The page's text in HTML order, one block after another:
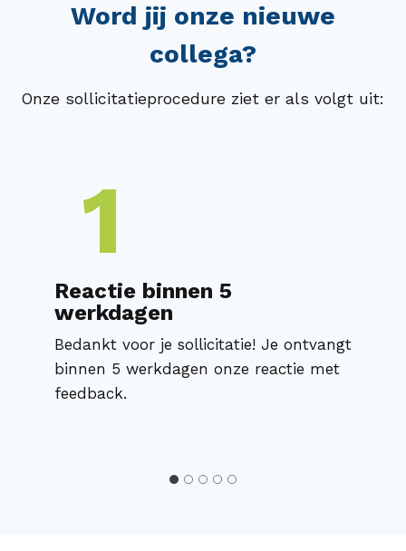
Word jij onze nieuwe
collega?
Onze sollicitatieprocedure ziet er als volgt uit:
1
Reactie binnen 5
werkdagen
Bedankt voor je sollicitatie! Je ontvangt
binnen 5 werkdagen onze reactie met
feedback.